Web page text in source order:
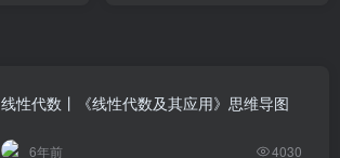
线性代数丨《线性代数及其应用》思维导图
6年前 4030